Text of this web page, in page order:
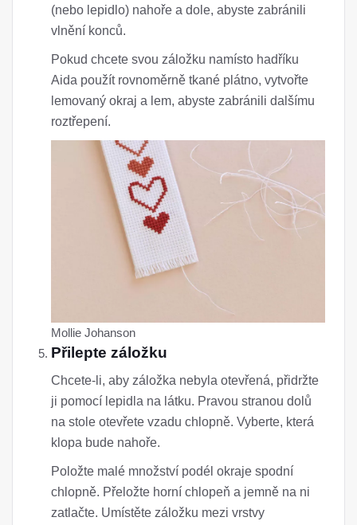
(nebo lepidlo) nahoře a dole, abyste zabránili
vlnění konců.
Pokud chcete svou záložku namísto hadříku
Aida použít rovnoměrně tkané plátno, vytvořte
lemovaný okraj a lem, abyste zabránili dalšímu
roztřepení.
Mollie Johanson
Přilepte záložku
Chcete-li, aby záložka nebyla otevřená, přidržte
ji pomocí lepidla na látku. Pravou stranou dolů
na stole otevřete vzadu chlopně. Vyberte, která
klopa bude nahoře.
Položte malé množství podél okraje spodní
chlopně. Přeložte horní chlopeň a jemně na ni
zatlačte. Umístěte záložku mezi vrstvy